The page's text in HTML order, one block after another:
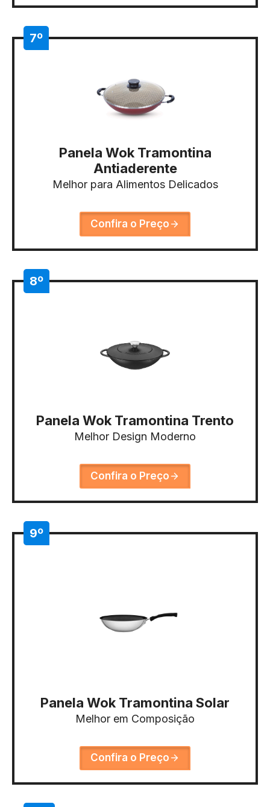
7º
Panela Wok Tramontina
Antiaderente
Melhor para Alimentos Delicados
Confira o Preço
8º
Panela Wok Tramontina Trento
Melhor Design Moderno
Confira o Preço
9º
Panela Wok Tramontina Solar
Melhor em Composição
Confira o Preço